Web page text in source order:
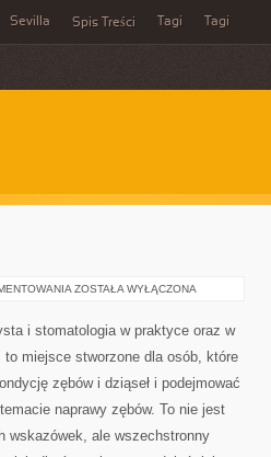
Sevilla Spis Treści Tagi Tagi
PYTANIA
ZOSTAŁA WYŁĄCZONA
i stomatologia w praktyce oraz w
to miejsce stworzone dla osób, które
zębów i dziąseł i podejmować
naprawy zębów. To nie jest
wskazówek, ale wszechstronny